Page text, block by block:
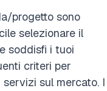
progetto sono
selezionare il
soddisfi i tuoi
criteri per
sul mercato. I